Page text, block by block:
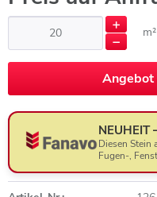
m²
Angebot
Angebot anfragen
NEUHEIT
Diesen Stein
Fugen-,